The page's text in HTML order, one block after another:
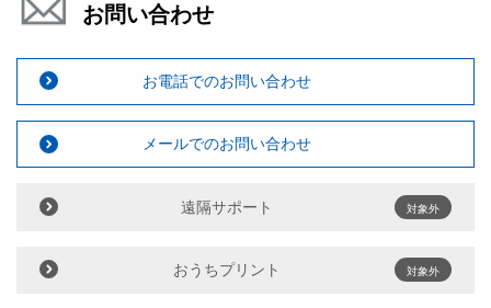
お問い合わせ
お電話でのお問い合わせ
メールでのお問い合わせ
遠隔サポート 対象外
おうちプリント 対象外